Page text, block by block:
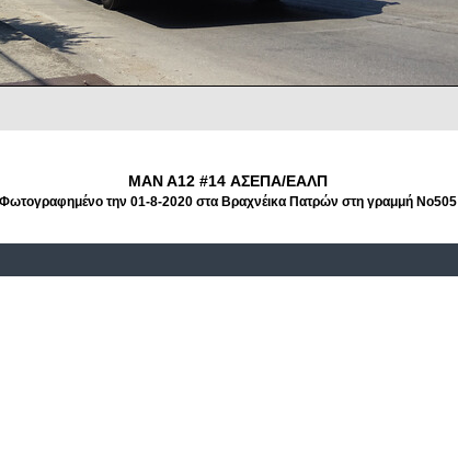
MAN A12 #14 ΑΣΕΠΑ/ΕΑΛΠ
Φωτογραφημένο την 01-8-2020 στα Βραχνέικα Πατρών στη γραμμή Νο505